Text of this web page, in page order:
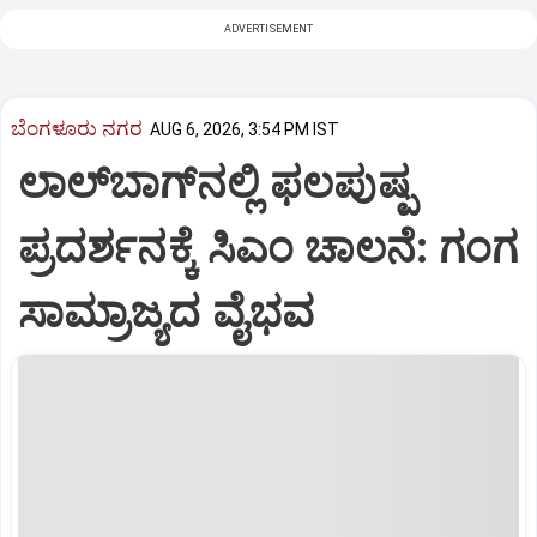
ADVERTISEMENT
ಬೆಂಗಳೂರು ನಗರ AUG 6, 2026, 3:54 PM IST
ಲಾಲ್‌ಬಾಗ್‌ನಲ್ಲಿ ಫಲಪುಷ್ಪ
ಪ್ರದರ್ಶನಕ್ಕೆ ಸಿಎಂ ಚಾಲನೆ: ಗಂಗ
ಸಾಮ್ರಾಜ್ಯದ ವೈಭವ